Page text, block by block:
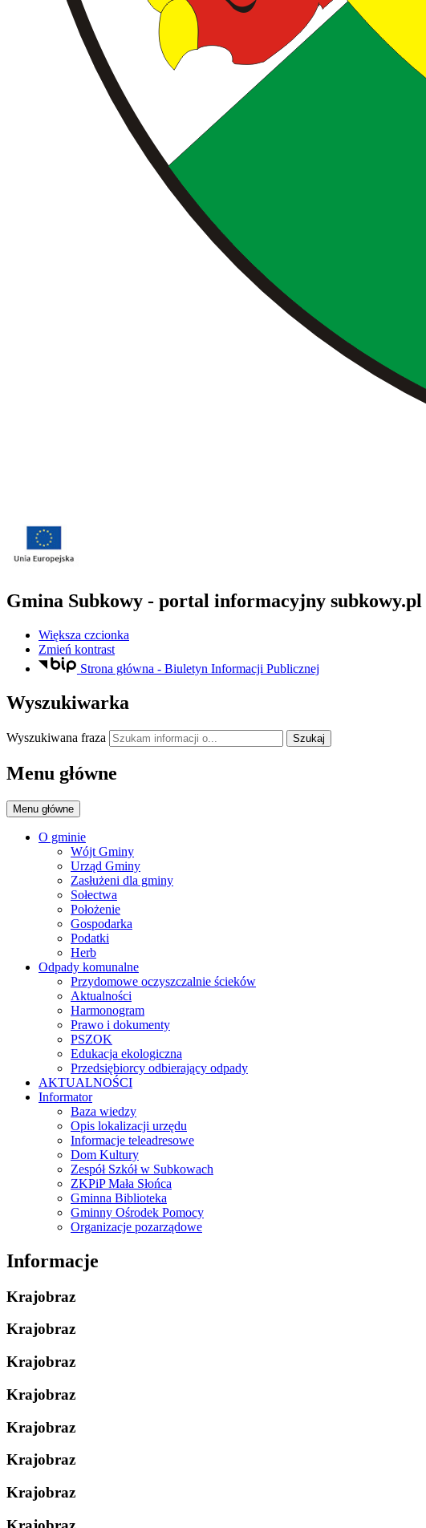
Gmina Subkowy - portal informacyjny subkowy.pl
Większa czcionka
Zmień kontrast
Strona główna - Biuletyn Informacji Publicznej
Wyszukiwarka
Wyszukiwana fraza Szukaj
Menu główne
Menu główne
O gminie
Wójt Gminy
Urząd Gminy
Zasłużeni dla gminy
Sołectwa
Położenie
Gospodarka
Podatki
Herb
Odpady komunalne
Przydomowe oczyszczalnie ścieków
Aktualności
Harmonogram
Prawo i dokumenty
PSZOK
Edukacja ekologiczna
Przedsiębiorcy odbierający odpady
AKTUALNOŚCI
Informator
Baza wiedzy
Opis lokalizacji urzędu
Informacje teleadresowe
Dom Kultury
Zespół Szkół w Subkowach
ZKPiP Mała Słońca
Gminna Biblioteka
Gminny Ośrodek Pomocy
Organizacje pozarządowe
Informacje
Krajobraz
Krajobraz
Krajobraz
Krajobraz
Krajobraz
Krajobraz
Krajobraz